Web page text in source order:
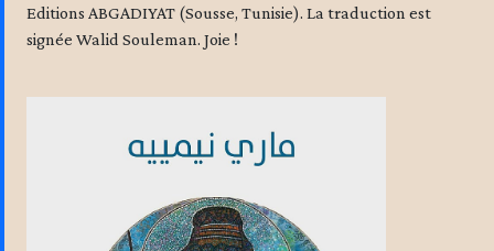
Editions ABGADIYAT (Sousse, Tunisie). La traduction est
signée Walid Souleman. Joie !